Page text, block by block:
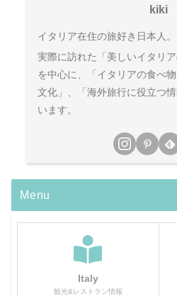
kiki
イタリア在住の旅好き日本人。
実際に訪れた「美しいイタリア
を中心に、「イタリアの食べ
文化」、「海外旅行に役立つ
います。
Menu
Italy
観光&レストラン情報